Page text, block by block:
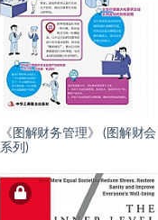
《图解财务管理》 (图解财会
系列)